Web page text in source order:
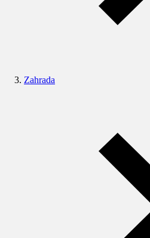
Zahrada